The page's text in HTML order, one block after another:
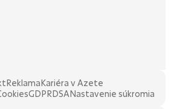
ReklamaKariéra v Azete
GDPRDSANastavenie súkromia